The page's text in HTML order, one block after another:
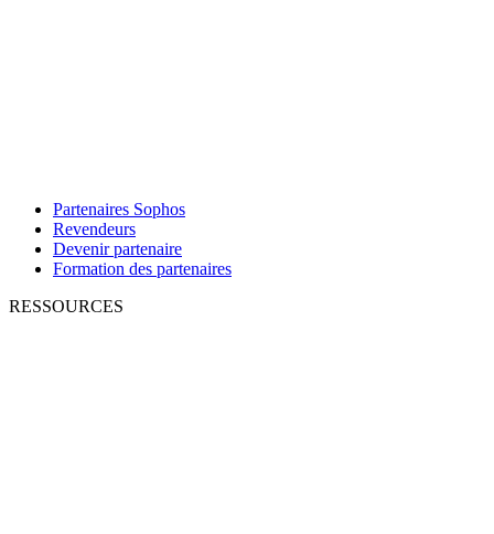
Partenaires Sophos
Revendeurs
Devenir partenaire
Formation des partenaires
RESSOURCES